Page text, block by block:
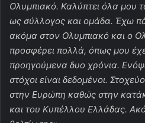
Ολυμπιακό. Καλύπτει όλα μου
ως σύλλογος και ομάδα. Έχω
ακόμα στον Ολυμπιακό και ο
προσφέρει πολλά, όπως μου
προηγούμενα δυο χρόνια.
στόχοι είναι δεδομένοι.
στην Ευρώπη καθώς στην
και του Κυπέλλου Ελλάδας.